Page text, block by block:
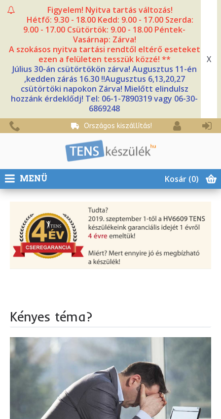
Figyelem! Nyitva tartás változás!
Hétfő: 9.30 - 18.00 Kedd: 9.00 - 17.00 Szerda:
9.00 - 17.00 Csütörtök: 9.00 - 18.00 Péntek-
Vasárnap: Zárva!
A szokásos nyitva tartási rendtől eltérő eseteket
ezen a felületen tesszük közzé! **
Július 30-án csütörtökön zárva! Augusztus 11-én
,kedden zárás 16.30 !!Augusztus 6,13,20,27
csütörtöki napokon Zárva! Mielőtt elindulsz
hozzánk érdeklődj! Tel: 06-1-7890319 vagy 06-30-
6869248
X
Országos kiszállítás!
Kosár (0)
MENÜ
Kényes téma?